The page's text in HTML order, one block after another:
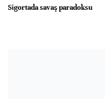
Sigortada savaş paradoksu